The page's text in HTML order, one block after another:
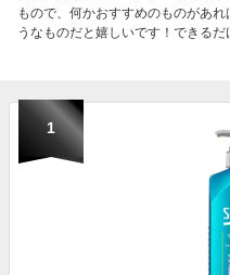
もので、何かおすすめのものがあ
うなものだと嬉しいです！できるだ
1